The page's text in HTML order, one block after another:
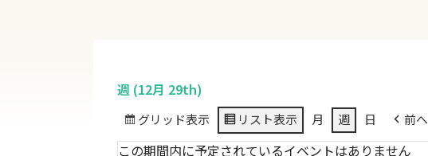
週 (12月 29th)
グリッド表示 リスト表示 月 週 日 前へ
この期間内に予定されているイベントはありません